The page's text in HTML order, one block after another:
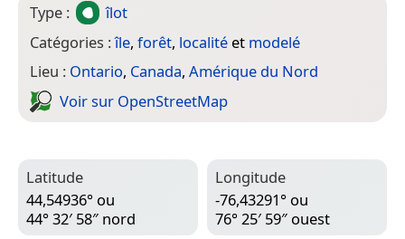
Type :
îlot
Catégories :île, forêt, localité et modelé
Lieu : Ontario, Canada, Amérique du Nord
Voir sur Open­Street­Map
Latitude
44,54936° ou
44° 32′ 58″ nord
Longitude
-76,43291° ou
76° 25′ 59″ ouest